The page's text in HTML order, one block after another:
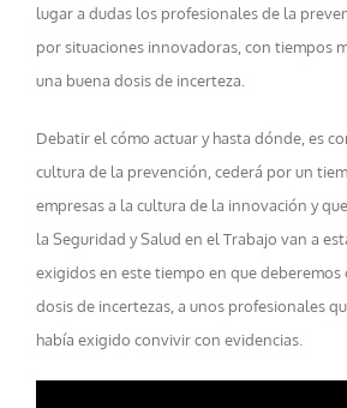
lugar a dudas los profesionales de la
por situaciones innovadoras, con tiempos
una buena dosis de incerteza.
Debatir el cómo actuar y hasta dónde, es
cultura de la prevención, cederá por un
empresas a la cultura de la innovación y
la Seguridad y Salud en el Trabajo van a
exigidos en este tiempo en que
dosis de incertezas, a unos profesionales
había exigido convivir con evidencias.